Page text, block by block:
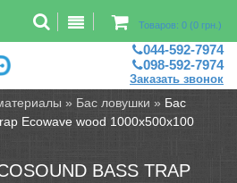
рассчет помещений
Товаров: 0 (0 грн.)
044-592-7974
098-592-7974
Заказать звонок
» Бас ловушки » Бас
Ecowave wood 1000х500х100
BASS TRAP